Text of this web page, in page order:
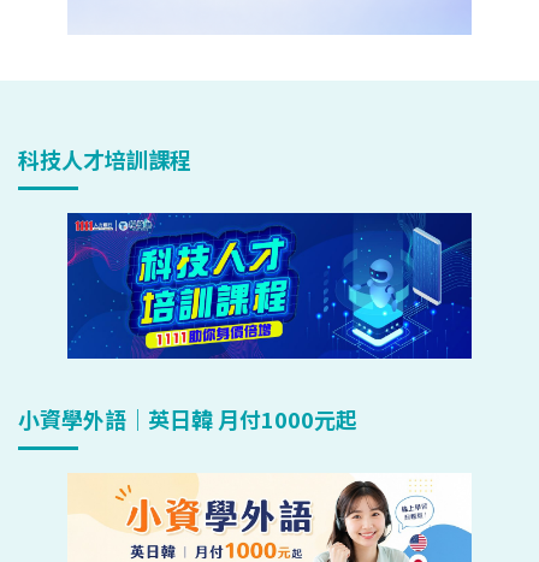
科技人才培訓課程
小資學外語｜英日韓 月付1000元起